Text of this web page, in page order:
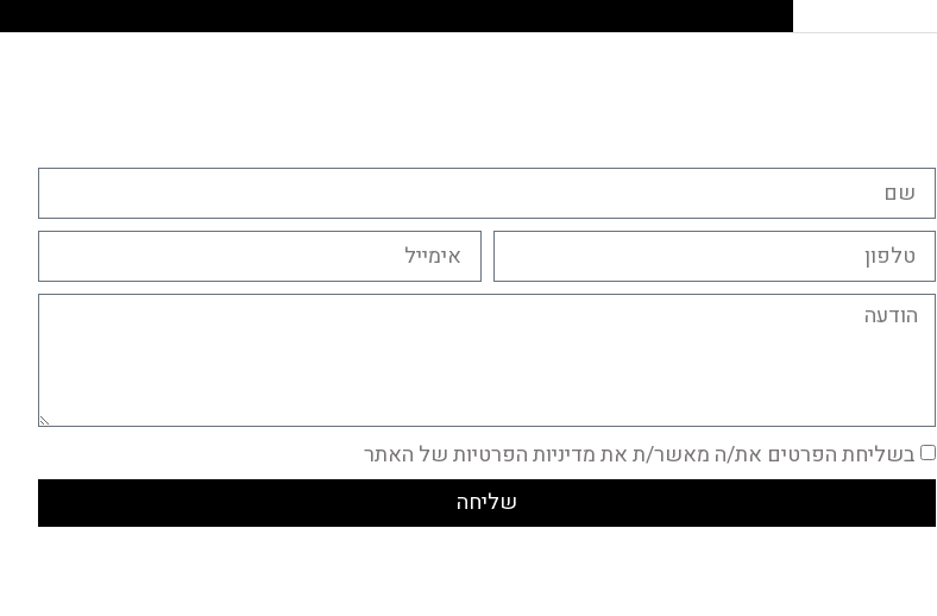
בשליחת הפרטים את/ה מאשר/ת את מדיניות הפרטיות של האתר
שליחה